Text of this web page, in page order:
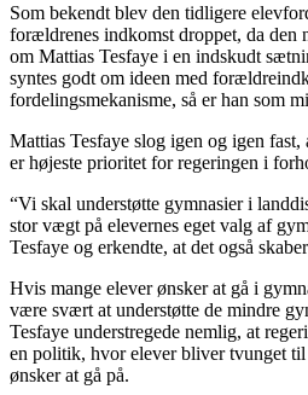
Som bekendt blev den tidligere
forældrenes indkomst droppet, da den
om Mattias Tesfaye i en indskudt
syntes godt om ideen med
fordelingsmekanisme, så er han som
Mattias Tesfaye slog igen og igen
er højeste prioritet for regeringen i
“Vi skal understøtte gymnasier i
stor vægt på elevernes eget valg af
Tesfaye og erkendte, at det også
Hvis mange elever ønsker at gå i
være svært at understøtte de mindre
Tesfaye understregede nemlig, at
en politik, hvor elever bliver tvunget til
ønsker at gå på.